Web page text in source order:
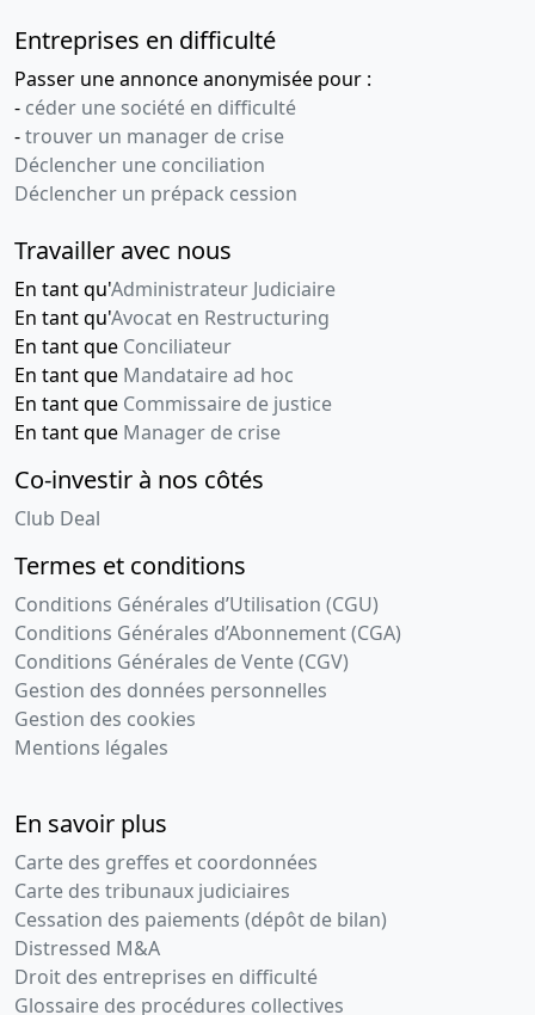
Entreprises en difficulté
Passer une annonce anonymisée pour :
- céder une société en difficulté
-trouver un manager de crise
Déclencher une conciliation
Déclencher un prépack cession
Travailler avec nous
En tant qu'Administrateur Judiciaire
En tant qu'Avocat en Restructuring
En tant que Conciliateur
En tant que Mandataire ad hoc
En tant que Commissaire de justice
En tant que Manager de crise
Co-investir à nos côtés
Club Deal
Termes et conditions
Conditions Générales d’Utilisation (CGU)
Conditions Générales d’Abonnement (CGA)
Conditions Générales de Vente (CGV)
Gestion des données personnelles
Gestion des cookies
Mentions légales
En savoir plus
Carte des greffes et coordonnées
Carte des tribunaux judiciaires
Cessation des paiements (dépôt de bilan)
Distressed M&A
Droit des entreprises en difficulté
Glossaire des procédures collectives